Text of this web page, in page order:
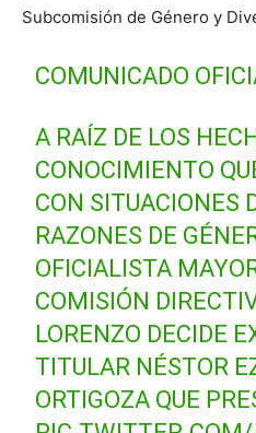
Subcomisión de Género y
COMUNICADO
A RAÍZ DE LOS
CONOCIMIENTO
CON SITUACIONES
RAZONES DE
OFICIALISTA
COMISIÓN
LORENZO DECIDE
TITULAR NÉSTOR
ORTIGOZA QUE